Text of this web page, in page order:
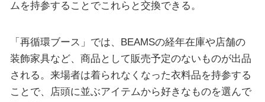
ムを持参することでこれらと交換できる。
「再循環ブース」では、BEAMSの経年在庫や店舗の
装飾家具など、商品として販売予定のないものが出品
される。来場者は着られなくなった衣料品を持参する
ことで、店頭に並ぶアイテムから好きなものを選んで